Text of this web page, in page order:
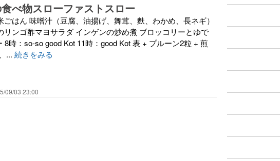
べ物スローファストスロー
はん 味噌汁（豆腐、油揚げ、舞茸、麩、わかめ、長ネギ）
リンゴ酢マヨサラダ インゲンの炒め煮 ブロッコリーとゆで
8時：so-so good Kot 11時：good Kot 表 + プルーン2粒 + 煎
... 続きをみる
09/03 23:00